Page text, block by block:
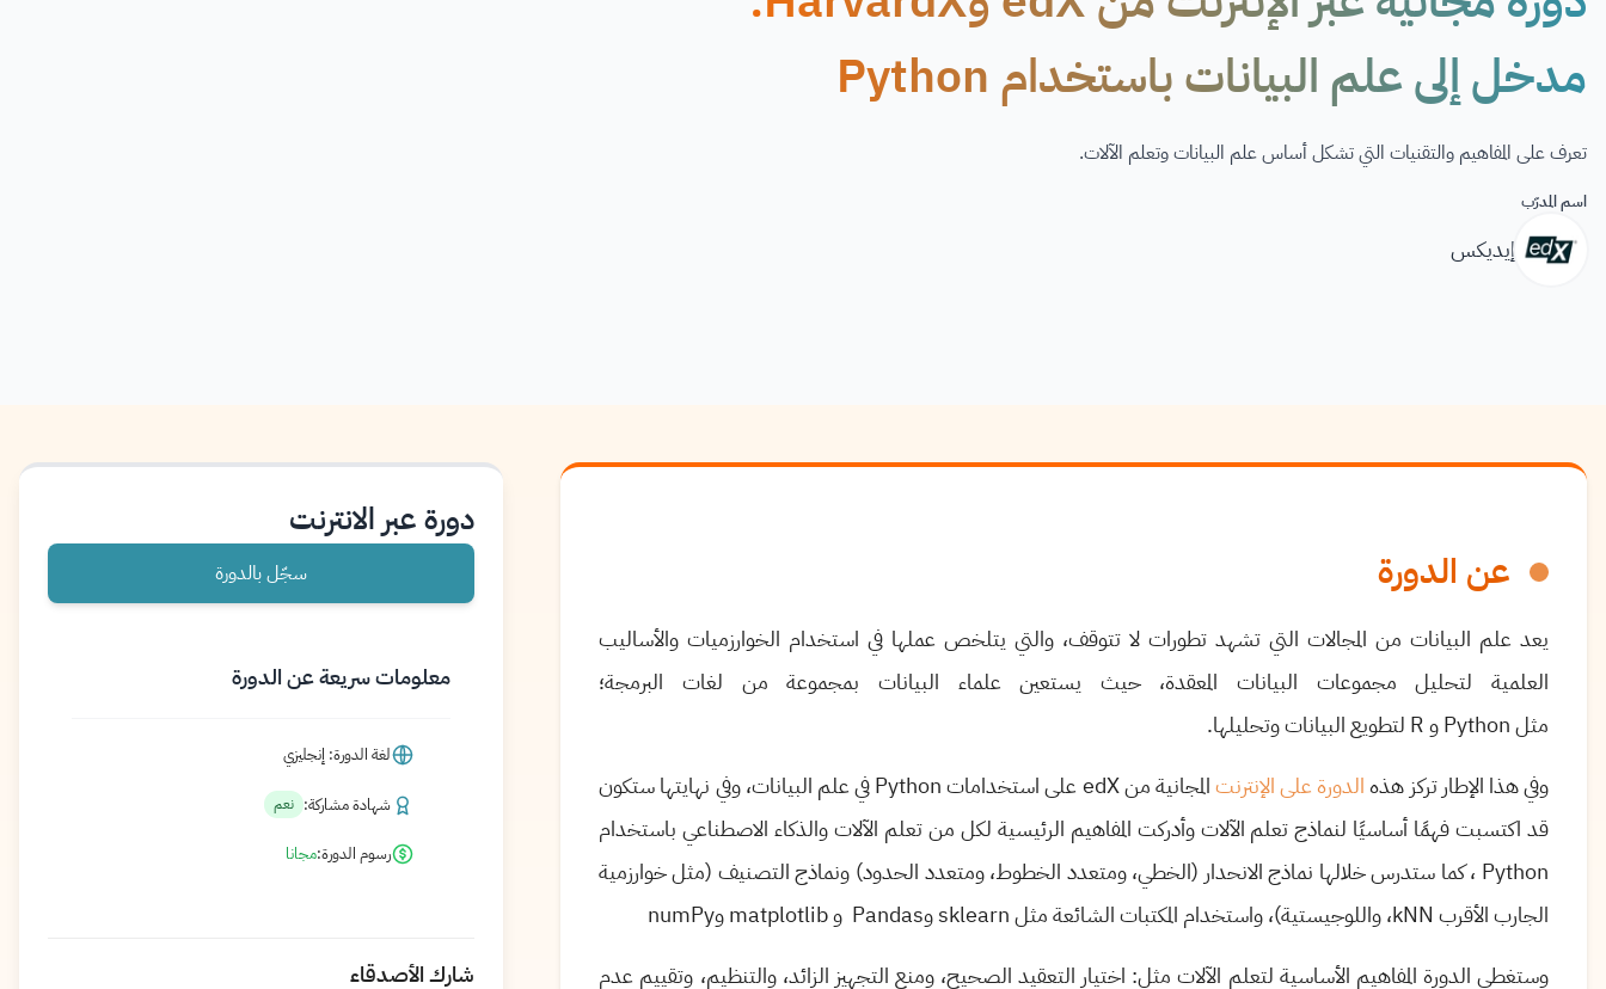
مدخل إلى علم البيانات باستخدام Python
تعرف على المفاهيم والتقنيات التي تشكل أساس علم البيانات وتعلم الآلات.
اسم المدرّب
إيديكس
عن الدورة
يعد علم البيانات من المجالات التي تشهد تطورات لا تتوقف، والتي يتلخص عملها في استخدام الخوارزميات والأساليب
العلمية لتحليل مجموعات البيانات المعقدة، حيث يستعين علماء البيانات بمجموعة من لغات البرمجة؛
مثلPythonوR لتطويع البيانات وتحليلها.
وفي هذا الإطار تركز هذهالدورة على الإنترنتالمجانية من X ed على استخداماتPythonفي علم البيانات، وفي نهايتها ستكون
قد اكتسبت فهمًا أساسيًا لنماذج تعلم الآلات وأدركت المفاهيم الرئيسية لكل من تعلم الآلاتوالذكاء الاصطناعي باستخدام
Python ، كما ستدرس خلالها نماذج الانحدار (الخطي، ومتعدد الخطوط، ومتعدد الحدود) ونماذج التصنيف (مثل خوارزمية
الجارب الأقرب kNN، واللوجيستية)، واستخدام المكتبات الشائعة مثلsklearnوPandas وmatplotlibوnumPy
وستغطي الدورة المفاهيم الأساسية لتعلم الآلات مثل: اختيار التعقيد الصحيح، ومنع التجهيز الزائد، والتنظيم، وتقييم عدم
دورة عبر الانترنت
سجّل بالدورة
معلومات سريعة عن الدورة
لغة الدورة: إنجليزي
شهادة مشاركة: نعم
رسوم الدورة:مجانا
شارك الأصدقاء